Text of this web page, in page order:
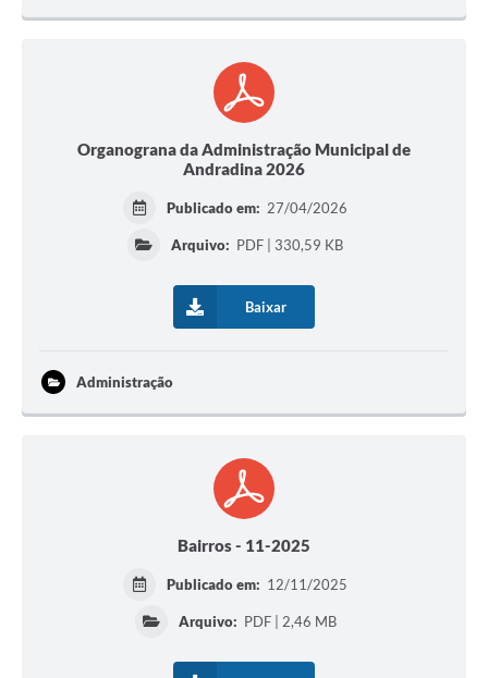
Organograna da Administração Municipal de
Andradina 2026
Publicado em: 27/04/2026
Arquivo: PDF | 330,59 KB
Baixar
Administração
Bairros - 11-2025
Publicado em: 12/11/2025
Arquivo: PDF | 2,46 MB